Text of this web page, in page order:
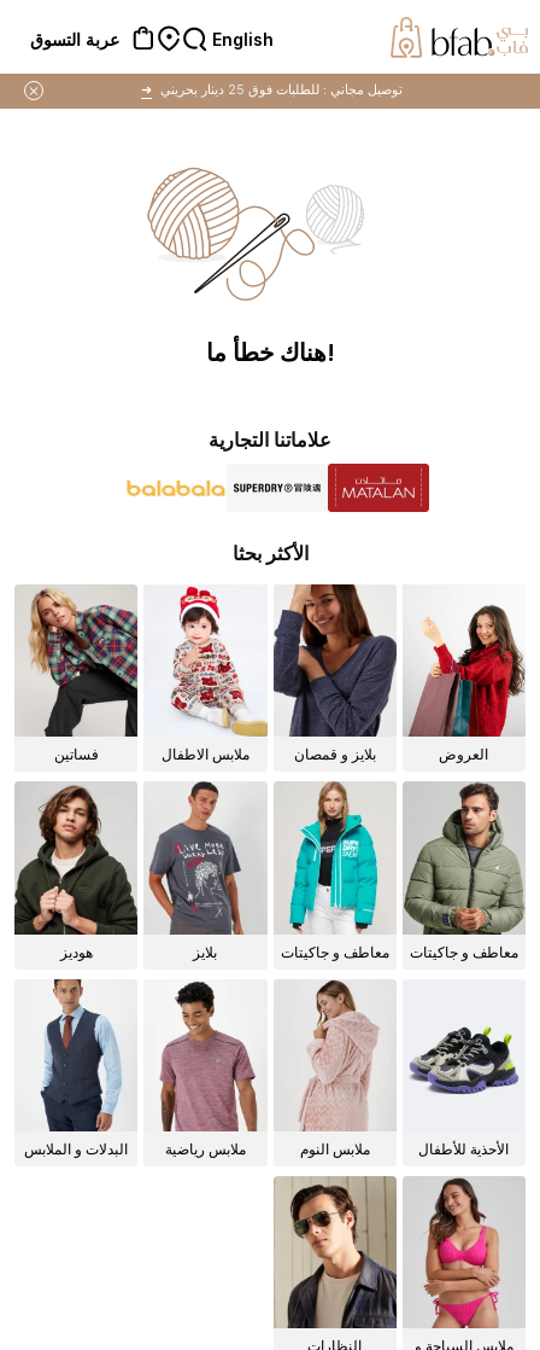
English عربة التسوق
توصيل مجاني :للطلبات فوق 25 دينار بحريني ➜
!هناك خطأ ما
علاماتنا التجارية
الأكثر بحثا
العروض
بلايز و قمصان
ملابس الاطفال فساتين
معاطف و جاكيتات
معاطف و جاكيتات
بلايز هوديز
الأحذية للأطفال
ملابس النوم
ملابس رياضية
البدلات و الملابس
ملابس السباحة و
النظارات